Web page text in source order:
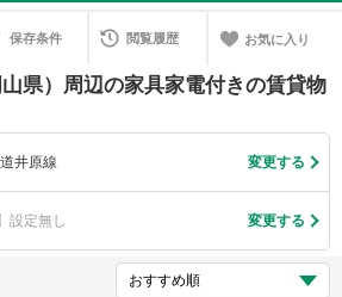
保存条件 閲覧履歴 お気に入り
県）周辺の家具家電付きの賃貸物
井原線 変更する
設定無し 変更する